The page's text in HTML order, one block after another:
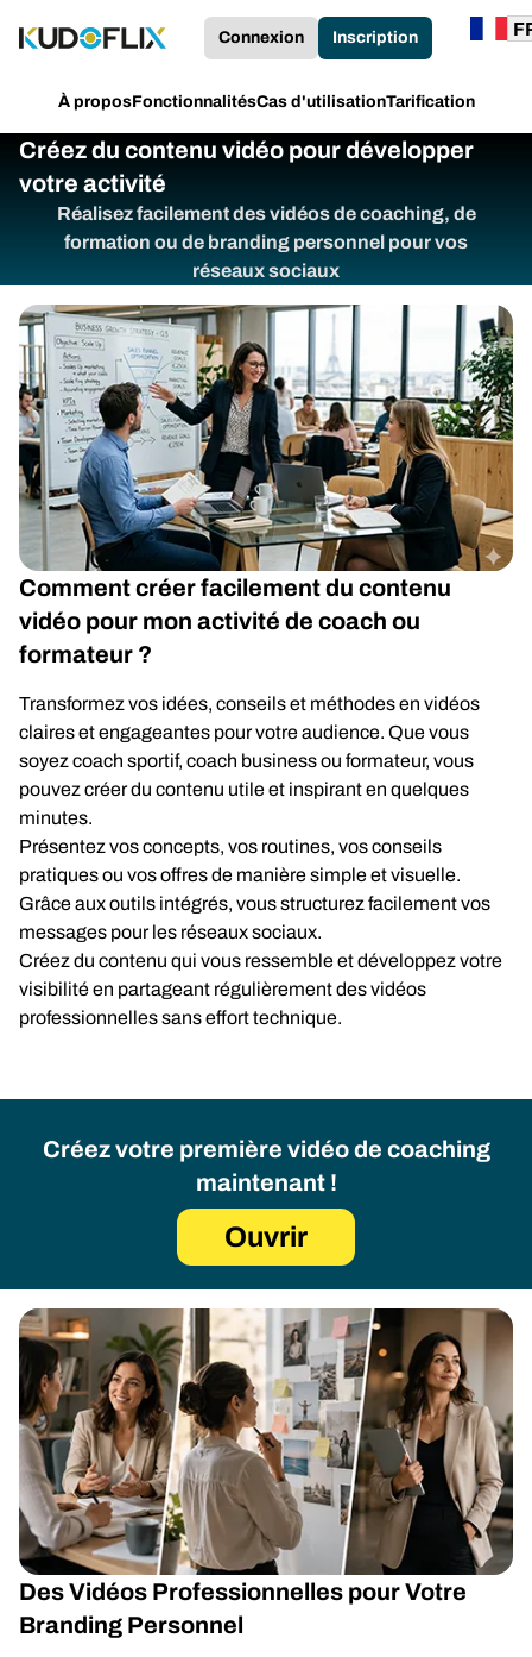
À proposFonctionnalitésCas d'utilisationTarification
Connexion Inscription
Créez du contenu vidéo pour développer
votre activité
Réalisez facilement des vidéos de coaching, de
formation ou de branding personnel pour vos
réseaux sociaux
Comment créer facilement du contenu
vidéo pour mon activité de coach ou
formateur ?
Transformez vos idées, conseils et méthodes en vidéos
claires et engageantes pour votre audience. Que vous
soyez coach sportif, coach business ou formateur, vous
pouvez créer du contenu utile et inspirant en quelques
minutes.
Présentez vos concepts, vos routines, vos conseils
pratiques ou vos offres de manière simple et visuelle.
Grâce aux outils intégrés, vous structurez facilement vos
messages pour les réseaux sociaux.
Créez du contenu qui vous ressemble et développez votre
visibilité en partageant régulièrement des vidéos
professionnelles sans effort technique.
Créez votre première vidéo de coaching
maintenant !
Ouvrir
Des Vidéos Professionnelles pour Votre
Branding Personnel